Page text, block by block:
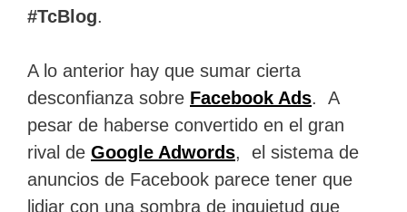
#TcBlog.
A lo anterior hay que sumar cierta
desconfianza sobre Facebook Ads. A
pesar de haberse convertido en el gran
rival de Google Adwords, el sistema de
anuncios de Facebook parece tener que
lidiar con una sombra de inquietud que